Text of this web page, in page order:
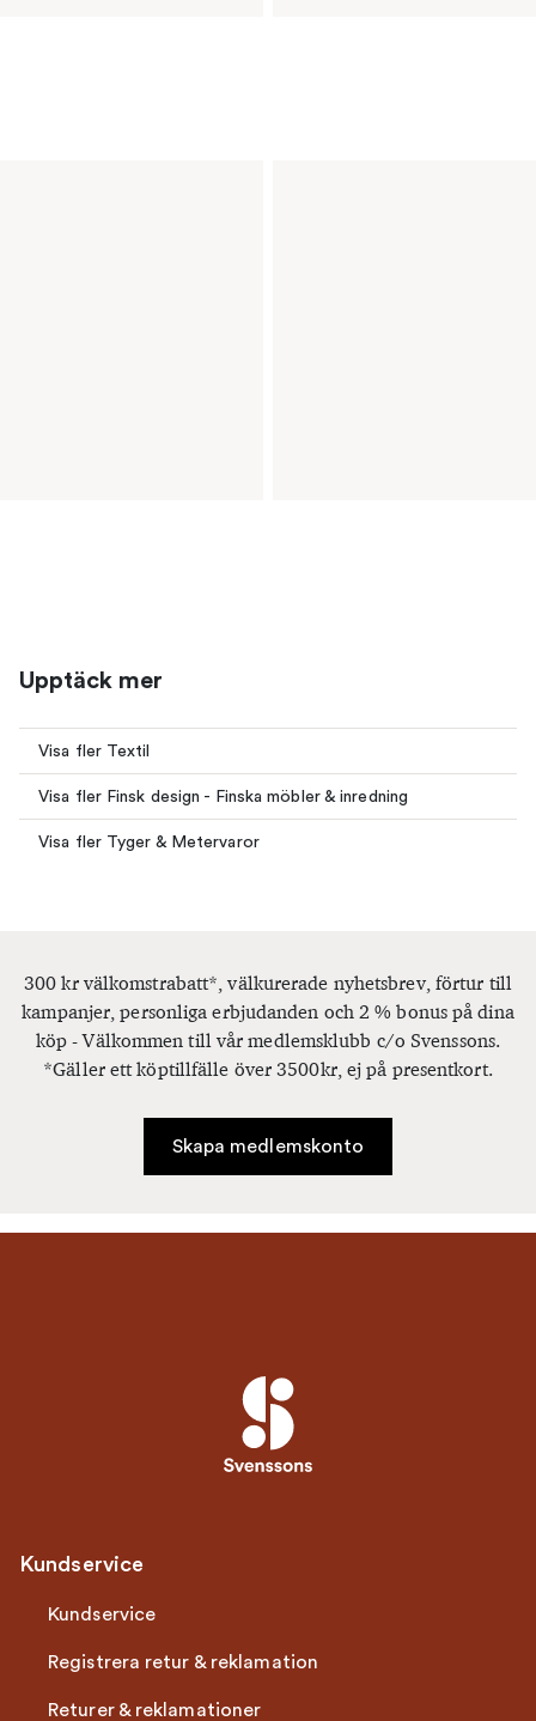
Upptäck mer
Visa fler Textil
Visa fler Finsk design - Finska möbler & inredning
Visa fler Tyger & Metervaror
300 kr välkomstrabatt*, välkurerade nyhetsbrev, förtur till
kampanjer, personliga erbjudanden och 2 % bonus på dina
köp - Välkommen till vår medlemsklubb c/o Svenssons.
*Gäller ett köptillfälle över 3500kr, ej på presentkort.
Skapa medlemskonto
Kundservice
Kundservice
Registrera retur & reklamation
Returer & reklamationer